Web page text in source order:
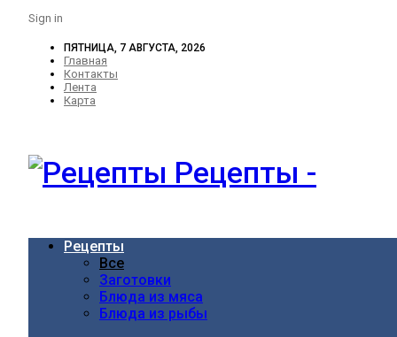
Sign in
ПЯТНИЦА, 7 АВГУСТА, 2026
Главная
Контакты
Лента
Карта
Рецепты -
Рецепты
Все
Заготовки
Блюда из мяса
Блюда из рыбы